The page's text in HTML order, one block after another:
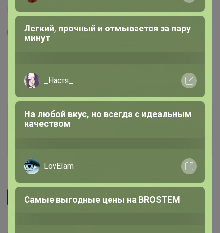
100% оригинал
3.9K 24
штуки, однотонный желтый/светло-
фиолетовый
699р
-44% 1 250р
Вес
0.73
Легкий, прочный и отмывается за пару
минут
_Настя_
На любой вкус, но всегда с идеальным
качеством
LovEIam
Самые выгодные цены на BROSTEM